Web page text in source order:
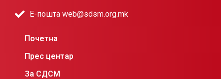
Е-пошта web@sdsm.org.mk
Почетна
Прес центар
За СДСМ